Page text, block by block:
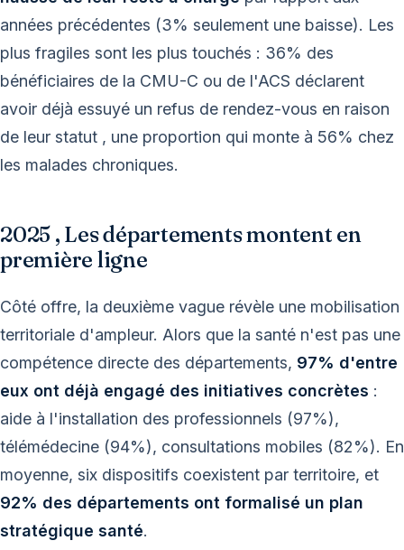
années précédentes (3% seulement une baisse). Les
plus fragiles sont les plus touchés : 36% des
bénéficiaires de la CMU-C ou de l'ACS déclarent
avoir déjà essuyé un refus de rendez-vous en raison
de leur statut , une proportion qui monte à 56% chez
les malades chroniques.
2025 , Les départements montent en
première ligne
Côté offre, la deuxième vague révèle une mobilisation
territoriale d'ampleur. Alors que la santé n'est pas une
compétence directe des départements, 97% d'entre
eux ont déjà engagé des initiatives concrètes :
aide à l'installation des professionnels (97%),
télémédecine (94%), consultations mobiles (82%). En
moyenne, six dispositifs coexistent par territoire, et
92% des départements ont formalisé un plan
stratégique santé.